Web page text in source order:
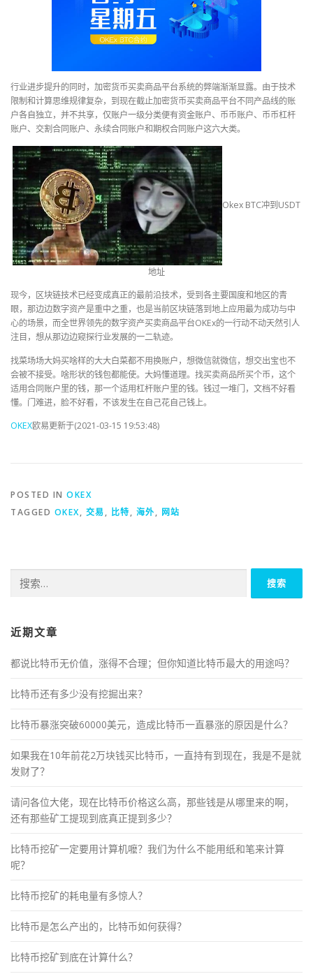
行业进步提升的同时，加密货币买卖商品平台系统的弊端渐渐显露。由于技术
限制和计算思维规律复杂，到现在截止加密货币买卖商品平台不同产品线的账
户各自独立，并不共享，仅账户一级分类便有资金账户、币币账户、币币杠杆
账户、交割合同账户、永续合同账户和期权合同账户这六大类。
Okex BTC冲到USDT
地址
现今，区块链技术已经变成真正的最前沿技术，受到各主要国度和地区的青
眼，那边边数字资产是重中之重，也是当前区块链落到地上应用最为成功与中
心的场景，而全世界领先的数字资产买卖商品平台OKEx的一行动不动天然引人
注目，想从那边边窥探行业发展的一二轨迹。
找菜场场大妈买啥样的大大白菜都不用换账户，想微信就微信，想交出宝也不
会被不接受。啥形状的钱包都能使。大妈懂道理。找买卖商品所买个币，这个
适用合同账户里的钱，那一个适用杠杆账户里的钱。钱过一堆门，文档不好看
懂。门难进，脸不好看，不该发生在自己花自己钱上。
OKEX欧易更新于(2021-03-15 19:53:48)
POSTED IN OKEX
TAGGED OKEX, 交易, 比特, 海外, 网站
索：
近期文章
都说比特币无价值，涨得不合理；但你知道比特币最大的用途吗？
比特币还有多少没有挖掘出来？
比特币暴涨突破60000美元，造成比特币一直暴涨的原因是什么？
如果我在10年前花2万块钱买比特币，一直持有到现在，我是不是就
发财了？
请问各位大佬，现在比特币价格这么高，那些钱是从哪里来的啊，
还有那些矿工提现到底真正提到多少？
比特币挖矿一定要用计算机嚒？我们为什么不能用纸和笔来计算
呢？
比特币挖矿的耗电量有多惊人？
比特币是怎么产出的，比特币如何获得？
比特币挖矿到底在计算什么？